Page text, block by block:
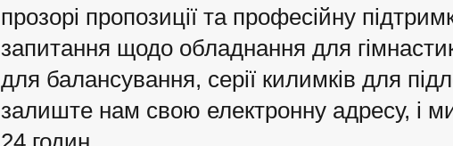
прозорі пропозиції та професійну
запитання щодо обладнання для
для балансування, серії килимків для
залиште нам свою електронну адресу, і